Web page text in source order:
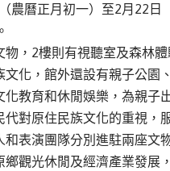
農曆正月初一）至2月22
，2樓則有視聽室及森林
化，館外還設有親子公園
教育和休閒娛樂，為親子
對原住民族文化的重視，
和表演團隊分別進駐兩座文
觀光休閒及經濟產業發展